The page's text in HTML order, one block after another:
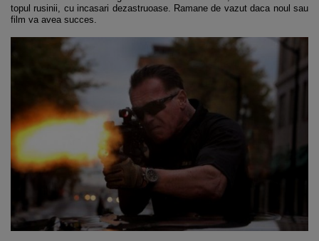
topul rusinii, cu incasari dezastruoase. Ramane de vazut daca noul sau
film va avea succes.